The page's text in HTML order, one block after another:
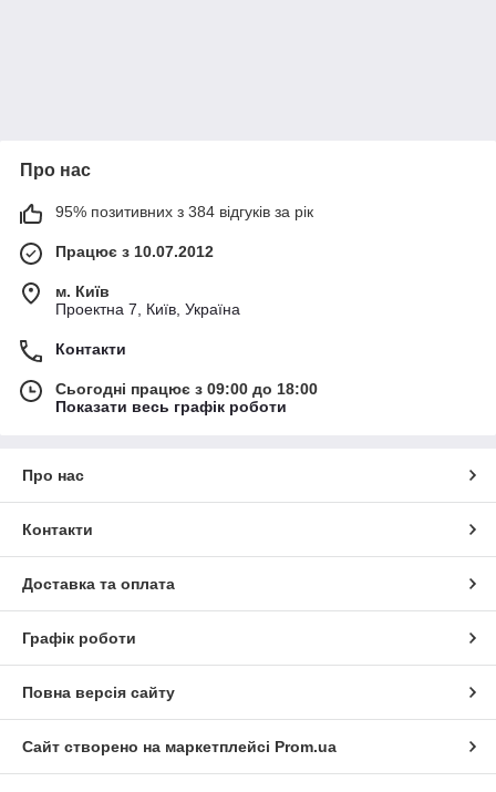
Про нас
95% позитивних з 384 відгуків за рік
Працює з 10.07.2012
м. Київ
Проектна 7, Київ, Україна
Контакти
Сьогодні працює з 09:00 до 18:00
Показати весь графік роботи
Про нас
Контакти
Доставка та оплата
Графік роботи
Повна версія сайту
Сайт створено на маркетплейсі Prom.ua